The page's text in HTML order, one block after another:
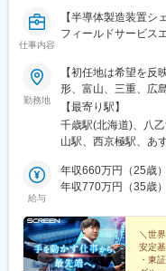
駅、北１２条駅、広
阪駅、旦過駅
仕事内容
【半導体製造装置シ
フィールドサービス
勤務地
【初任地は希望を反
形、富山、三重、広
覧をご覧ください。
煙対策：敷地内完全
【最寄り駅】
千歳駅(北海道)、八
山駅、西京極駅、あ
給与
年収660万円（25歳）
年収770万円（35歳）
＼世
安定
・東